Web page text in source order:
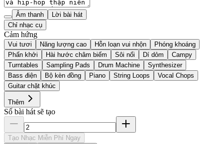
Âm thanh
Lời bài hát
Chỉ nhạc cụ
Cảm hứng
Vui tươi Năng lượng cao Hỗn loạn vui nhộn
Phóng khoáng
Phấn khởi
Hài hước châm biếm Sôi nổi Dí dỏm
Campy
Turntables
Sampling Pads Drum Machine
Synthesizer
Bass điện
Bộ kèn đồng Piano String Loops
Vocal Chops
Guitar chặt khúc
Thêm
Số bài hát sẽ tạo
Tạo Nhạc Miễn Phí Ngay